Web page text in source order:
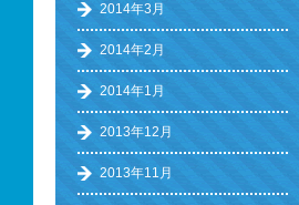
2014年3月
2014年2月
2014年1月
2013年12月
2013年11月